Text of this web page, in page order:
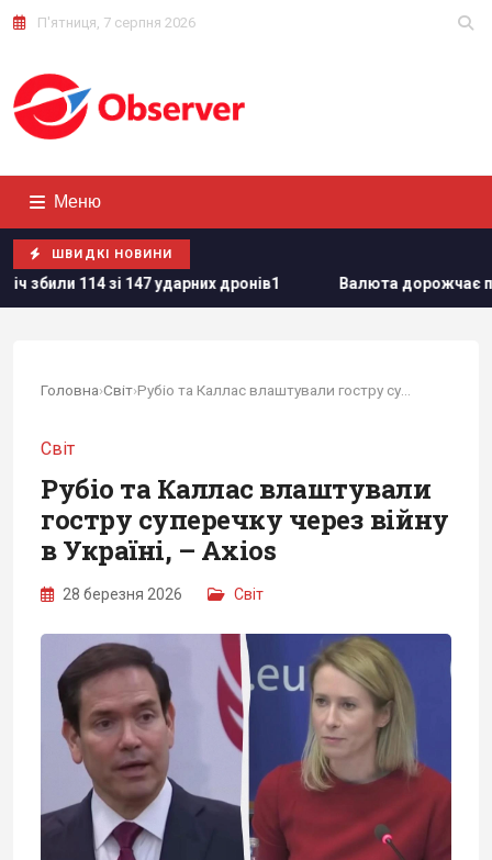
П'ятниця, 7 серпня 2026
Меню
ШВИДКІ НОВИНИ
дронів1 Валюта дорожчає перед вихідними:
Головна›Світ›
Світ
Рубіо та Каллас влаштували
гостру суперечку через війну
в Україні, – Axios
28 березня 2026 Світ